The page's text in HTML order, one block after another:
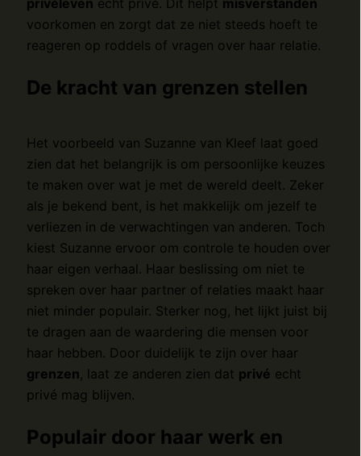
privéleven echt privé. Dit helpt misverstanden
voorkomen en zorgt dat ze niet steeds hoeft te
reageren op roddels of vragen over haar relatie.
De kracht van grenzen stellen
Het voorbeeld van Suzanne van Kleef laat goed
zien dat het belangrijk is om persoonlijke keuzes
te maken over wat je met de wereld deelt. Zeker
als je bekend bent, is het makkelijk om jezelf te
verliezen in de verwachtingen van anderen. Toch
kiest Suzanne ervoor om controle te houden over
haar eigen verhaal. Haar beslissing om niet te
spreken over haar partner of relaties maakt haar
niet minder populair. Sterker nog, het lijkt juist bij
te dragen aan de waardering die mensen voor
haar hebben. Door duidelijk te zijn over haar
grenzen, laat ze anderen zien dat privé echt
privé mag blijven.
Populair door haar werk en